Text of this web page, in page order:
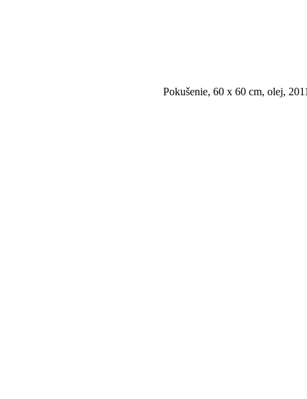
Pokušenie, 60 x 60 cm, olej,